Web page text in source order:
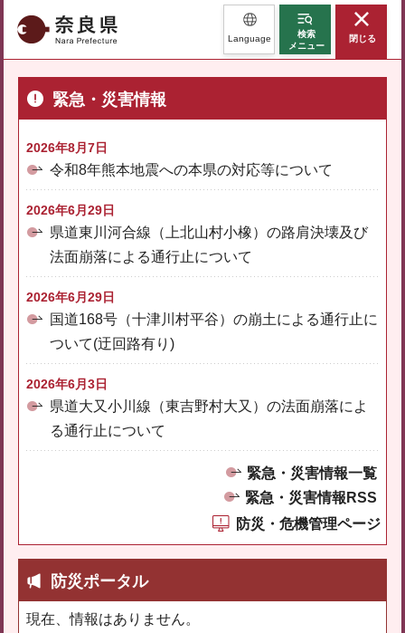
奈良県 Language
検索
メニュー
閉じる
緊急・災害情報
2026年8月7日
令和8年熊本地震への本県の対応等について
2026年6月29日
県道東川河合線（上北山村小橡）の路肩決壊及び
法面崩落による通行止について
2026年6月29日
国道168号（十津川村平谷）の崩土による通行止に
ついて(迂回路有り)
2026年6月3日
県道大又小川線（東吉野村大又）の法面崩落によ
る通行止について
緊急・災害情報一覧
緊急・災害情報RSS
防災・危機管理ページ
防災ポータル
現在、情報はありません。